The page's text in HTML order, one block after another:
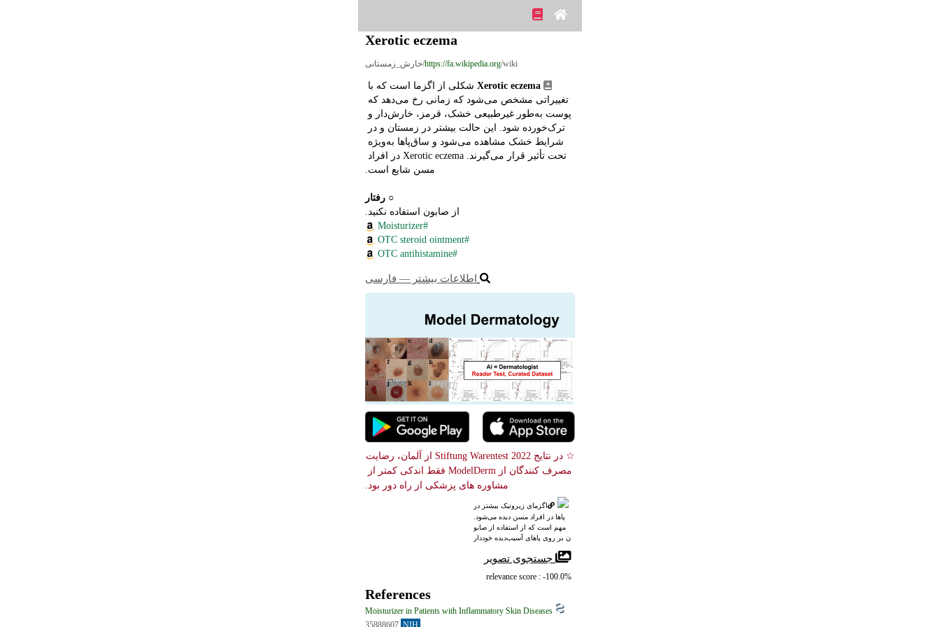
Xerotic eczema
https://fa.wikipedia.org/wiki/خارش_زمستانی
Xerotic eczema
مسن شایع است.
○ رفتار
از صابون استفاده نکنید.
#Moisturizer
#OTC steroid ointment
#OTC antihistamine
اطلاعات بیشتر ― فارسی
مشاوره های پزشکی از راه دور بود.
اگزمای زیروتیک بیشتر در
پاها در افراد مسن دیده می‌شود.
مهم است که از استفاده از صابو
ن بر روی پاهای آسیب‌دیده خوددار
جستجوی تصویر
relevance score : -100.0%
References
Moisturizer in Patients with Inflammatory Skin Diseases
35888607 NIH